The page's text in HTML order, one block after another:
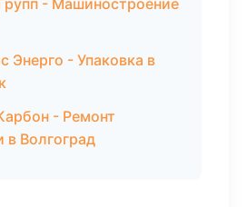
- Машиностроение
Энерго - Упаковка в
- Ремонт
в Волгоград